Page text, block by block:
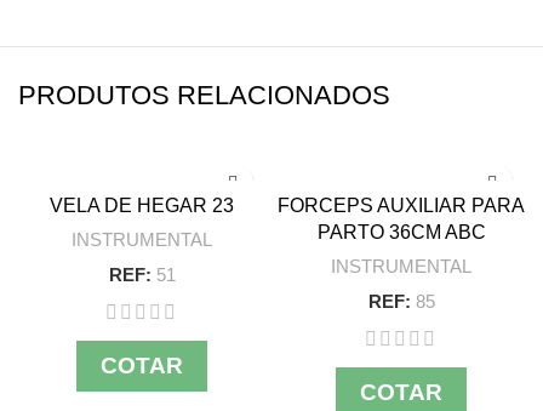
PRODUTOS RELACIONADOS
VELA DE HEGAR 23
INSTRUMENTAL
REF: 51
COTAR
FORCEPS AUXILIAR PARA
PARTO 36CM ABC
INSTRUMENTAL
REF: 85
COTAR